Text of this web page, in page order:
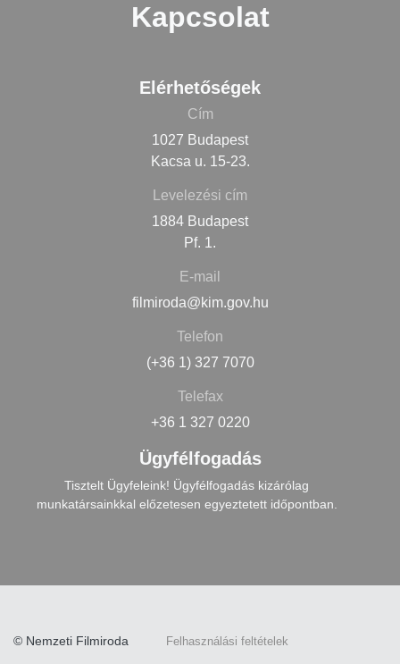
Kapcsolat
Elérhetőségek
Cím
1027 Budapest
Kacsa u. 15-23.
Levelezési cím
1884 Budapest
Pf. 1.
E-mail
filmiroda@kim.gov.hu
Telefon
(+36 1) 327 7070
Telefax
+36 1 327 0220
Ügyfélfogadás
Tisztelt Ügyfeleink! Ügyfélfogadás kizárólag
munkatársainkkal előzetesen egyeztetett időpontban.
© Nemzeti Filmiroda Felhasználási feltételek